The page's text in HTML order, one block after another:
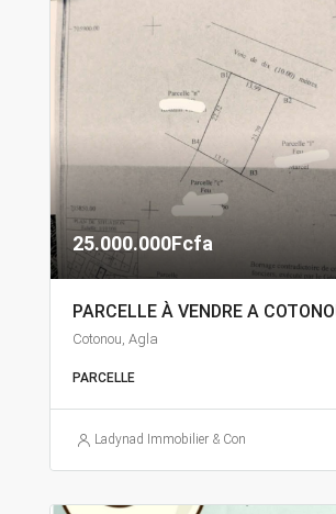
25.000.000Fcfa
PARCELLE À VENDRE A
Cotonou, Agla
PARCELLE
Ladynad Immobilier & Construction